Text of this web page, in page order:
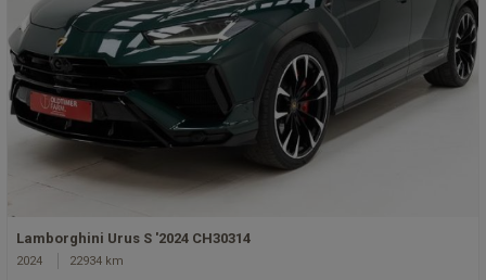
Lamborghini Urus S '2024 CH30314
2024 22934 km